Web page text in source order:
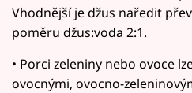
Vhodnější je džus naředit
poměru džus:voda 2:1.
• Porci zeleniny nebo ovoce
ovocnými, ovocno-